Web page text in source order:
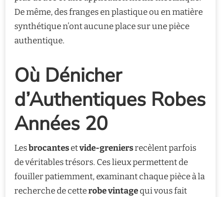
De même, des franges en plastique ou en matière
synthétique n’ont aucune place sur une pièce
authentique.
Où Dénicher
d’Authentiques Robes
Années 20
Lesbrocantesetvide-greniersrecèlent parfois
de véritables trésors. Ces lieux permettent de
fouiller patiemment, examinant chaque pièce à la
recherche de cetterobe vintagequi vous fait